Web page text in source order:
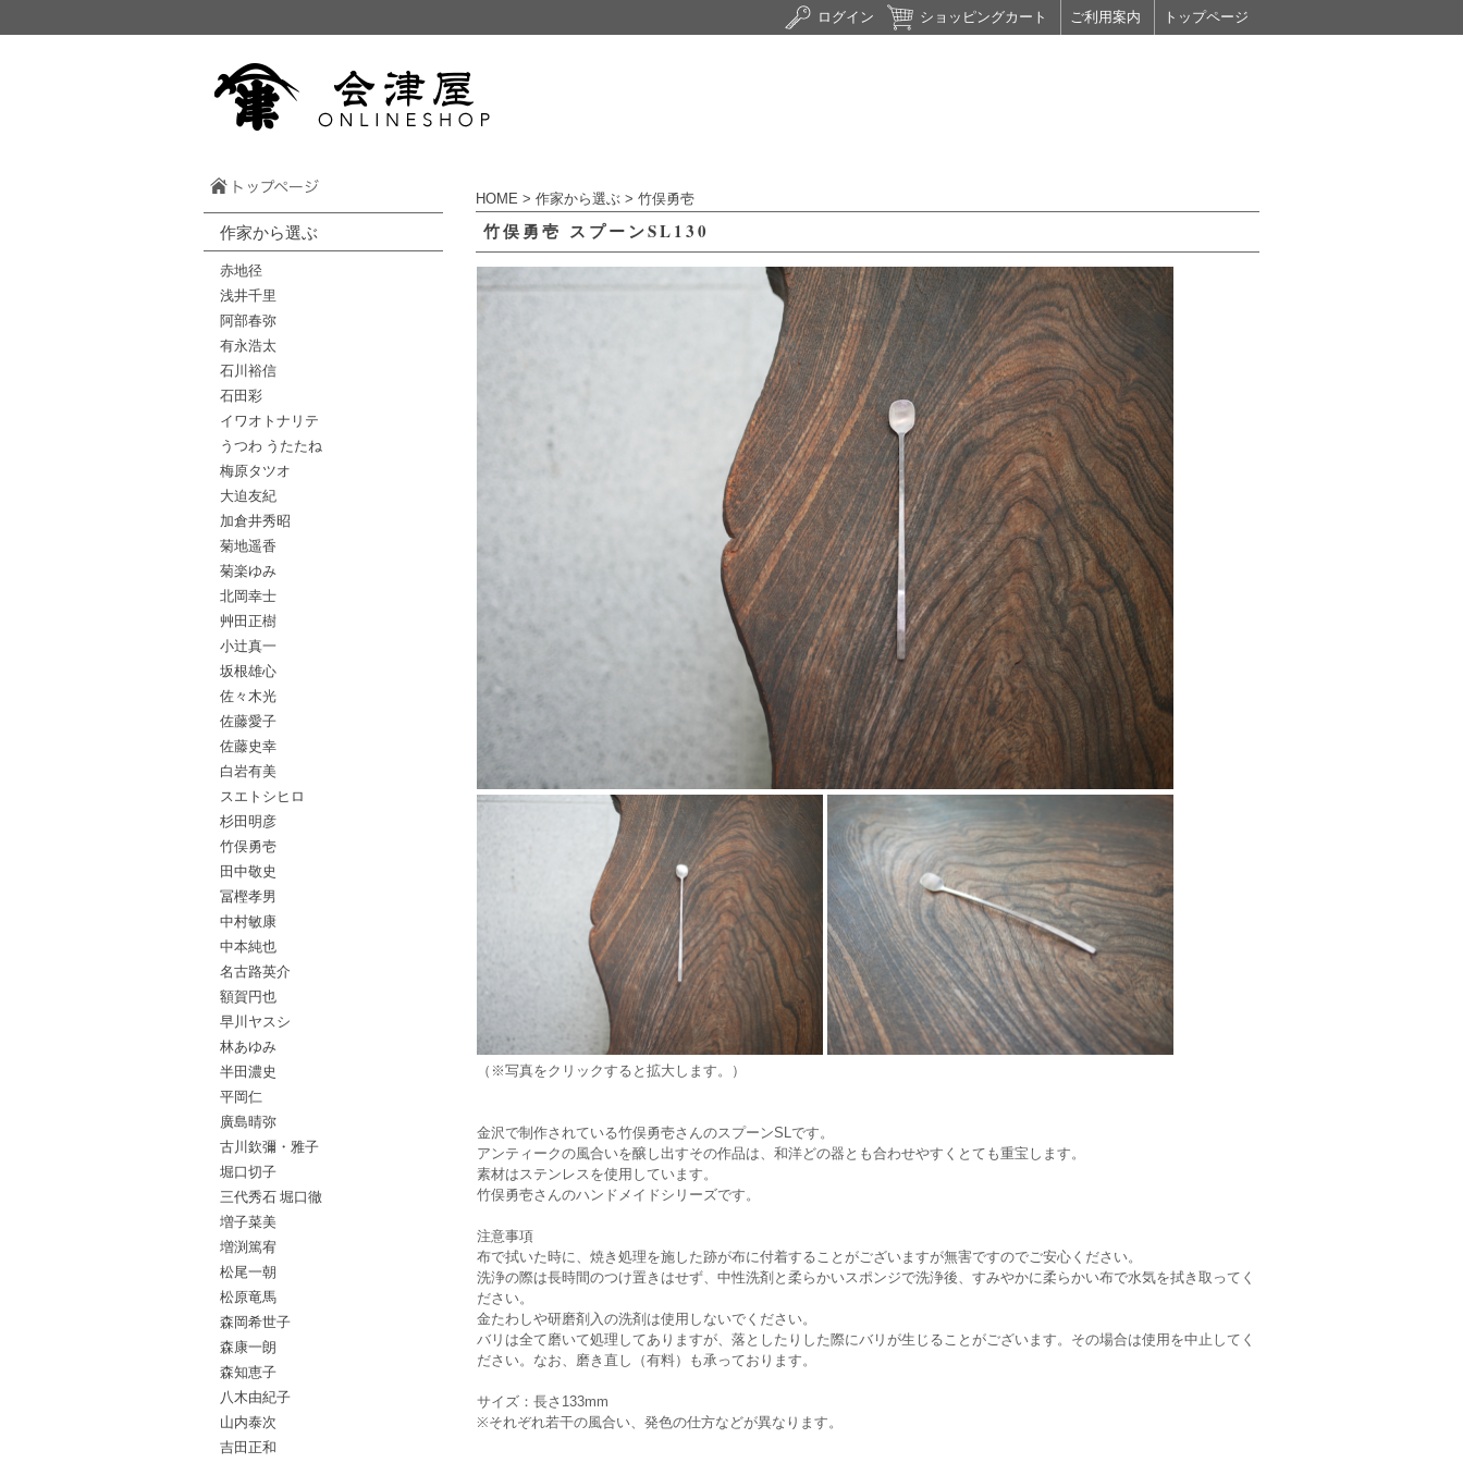
ログイン ショッピングカート ご利用案内 トップページ
作家から選ぶ
赤地径
浅井千里
阿部春弥
有永浩太
石川裕信
石田彩
イワオトナリテ
うつわ うたたね
梅原タツオ
大迫友紀
加倉井秀昭
菊地遥香
菊楽ゆみ
北岡幸士
艸田正樹
小辻真一
坂根雄心
佐々木光
佐藤愛子
佐藤史幸
白岩有美
スエトシヒロ
杉田明彦
竹俣勇壱
田中敬史
冨樫孝男
中村敏康
中本純也
名古路英介
額賀円也
早川ヤスシ
林あゆみ
半田濃史
平岡仁
廣島晴弥
古川欽彌・雅子
堀口切子
三代秀石 堀口徹
増子菜美
増渕篤宥
松尾一朝
松原竜馬
森岡希世子
森康一朗
森知恵子
八木由紀子
山内泰次
吉田正和
HOME > 作家から選ぶ > 竹俣勇壱
竹俣勇壱 スプーンSL130
（※写真をクリックすると拡大します。）
金沢で制作されている竹俣勇壱さんのスプーンSLです。
アンティークの風合いを醸し出すその作品は、和洋どの器とも合わせやすくとても重宝します。
素材はステンレスを使用しています。
竹俣勇壱さんのハンドメイドシリーズです。
注意事項
布で拭いた時に、焼き処理を施した跡が布に付着することがございますが無害ですのでご安心ください。
洗浄の際は長時間のつけ置きはせず、中性洗剤と柔らかいスポンジで洗浄後、すみやかに柔らかい布で水気を拭き取ってく
ださい。
金たわしや研磨剤入の洗剤は使用しないでください。
バリは全て磨いて処理してありますが、落としたりした際にバリが生じることがございます。その場合は使用を中止してく
ださい。なお、磨き直し（有料）も承っております。
サイズ：長さ133mm
※それぞれ若干の風合い、発色の仕方などが異なります。